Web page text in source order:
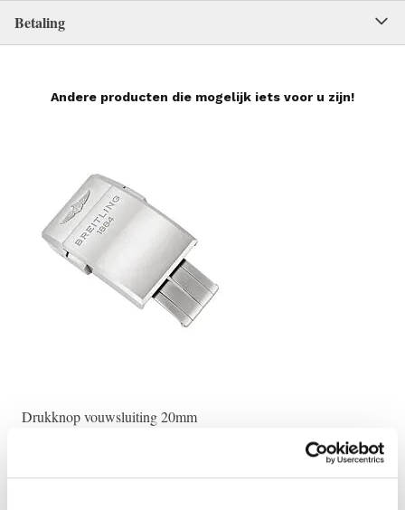
Betaling
Andere producten die mogelijk iets voor u zijn!
Drukknop vouwsluiting 20mm
€